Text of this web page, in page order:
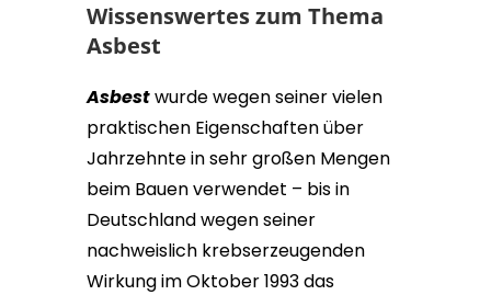
Wissenswertes zum Thema
Asbest
Asbestwurde wegen seiner vielen
praktischen Eigenschaften über
Jahrzehnte in sehr großen Mengen
beim Bauen verwendet – bis in
Deutschland wegen seiner
nachweislich krebserzeugenden
Wirkung im Oktober 1993 das